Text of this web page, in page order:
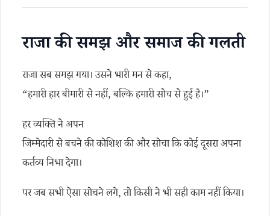
राजा की समझ और समाज की गलती
राजा सब समझ गया। उसने भारी मन से कहा,
“हमारी हार बीमारी से नहीं, बल्कि हमारी सोच से हुई है।”
हर व्यक्ति ने अपन
जिम्मेदारी से बचने की कोशिश की और सोचा कि कोई दूसरा अपना
कर्तव्य निभा देगा।
पर जब सभी ऐसा सोचने लगे, तो किसी ने भी सही काम नहीं किया।